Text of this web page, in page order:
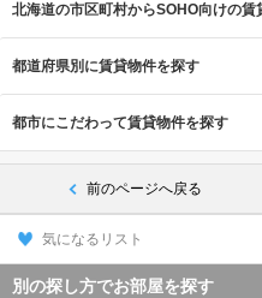
北海道の市区町村からSOHO向けの賃
都道府県別に賃貸物件を探す
都市にこだわって賃貸物件を探す
前のページへ戻る
気になるリスト
別の探し方でお部屋を探す